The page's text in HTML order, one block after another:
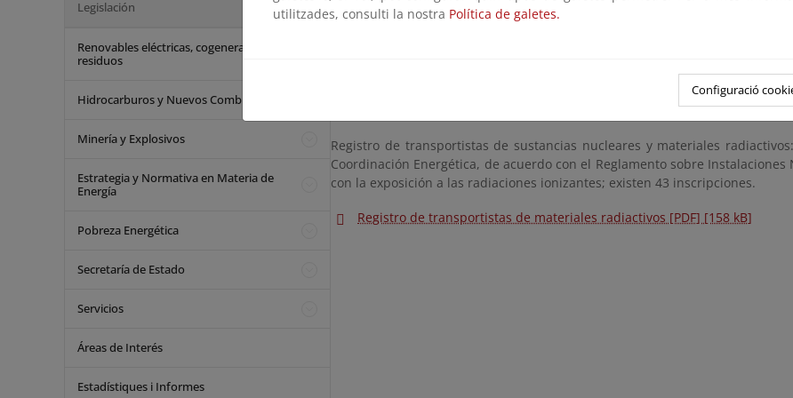
Legislación
Renovables eléctricas, cogeneración y
residuos
Hidrocarburos y Nuevos Combustibles
Minería y Explosivos
Estrategia y Normativa en Materia de
Energía
Pobreza Energética
Secretaría de Estado
Servicios
Áreas de Interés
Estadístiques i Informes
Código Marítimo Internacional de mercancías peligrosas (IMDG).
, por el que se regula la
combustible nuclear gastado entre Estados miembros o procedentes
Registro de transportistas de sustancias nucleares y materiales
Coordinación Energética, de acuerdo con el Reglamento sobre
con la exposición a las radiaciones ionizantes; existen 43 inscripciones.
Registro de transportistas de materiales radiactivos [PDF] [158 kB]
utilitzades, consulti la nostra Política de galetes.
Configuració